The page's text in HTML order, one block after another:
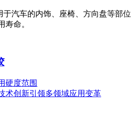
汽车的内饰、座椅、方向盘等部
寿命。
硬度范围
术创新引领多领域应用变革